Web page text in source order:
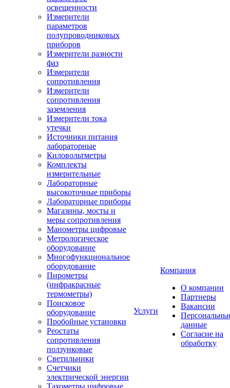
освещенности
Измерители
параметров
полупроводниковых
приборов
Измерители разности
фаз
Измерители
сопротивления
Измерители
сопротивления
заземления
Измерители тока
утечки
Источники питания
лабораторные
Киловольтметры
Комплекты
измерительные
Лабораторные
высокоточные приборы
Лабораторные приборы
Магазины, мосты и
меры сопротивления
Манометры цифровые
Метрологическое
оборудование
Многофункциональное
оборудование
Пирометры
(инфракрасные
термометры)
Поисковое
оборудование
Пробойные установки
Реостаты
сопротивления
ползунковые
Светильники
Счетчики
электрической энергии
Тахометры цифровые
Услуги
Компания
О компании
Партнеры
Вакансии
данные
Согласие на
обработку